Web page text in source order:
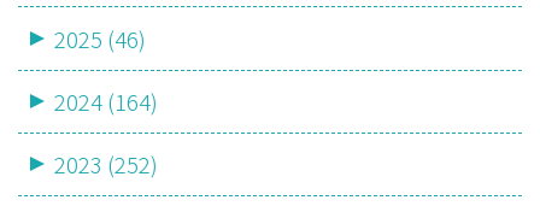
2025 (46)
2024 (164)
2023 (252)